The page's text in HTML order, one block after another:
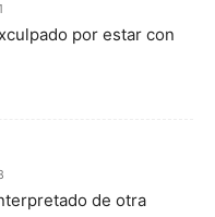
por estar con
de otra